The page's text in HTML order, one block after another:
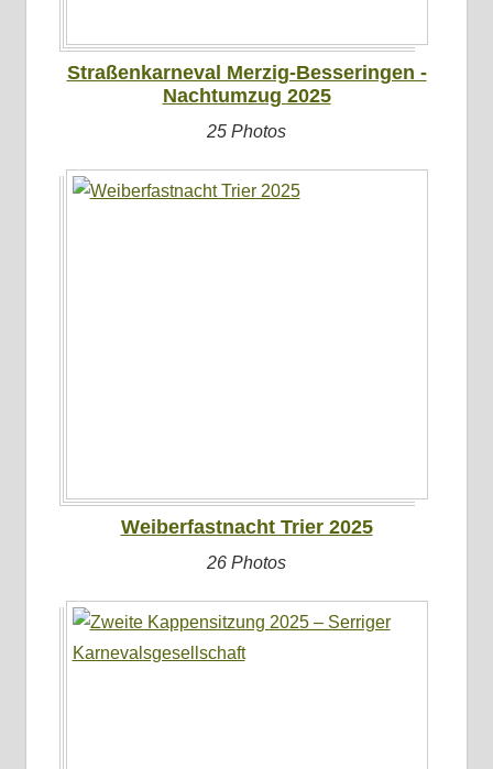
Straßenkarneval Merzig-Besseringen -
Nachtumzug 2025
25 Photos
Weiberfastnacht Trier 2025
26 Photos